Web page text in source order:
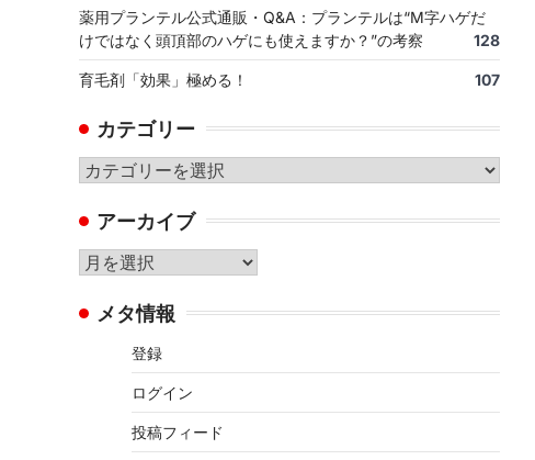
薬用プランテル公式通販・Q&A：プランテルは“M字ハゲだ
けではなく頭頂部のハゲにも使えますか？”の考察
128
育毛剤「効果」極める！ 107
カテゴリー
カ
ゴ
リ
ー
アーカイブ
ア
カ メタ情報
登録
ログイン
投稿フィード